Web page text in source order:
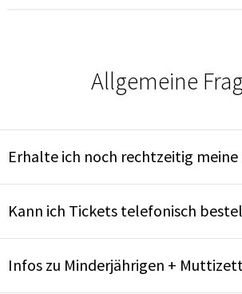
Allgemeine
Erhalte ich noch rechtzeitig meine
Kann ich Tickets telefonisch
Infos zu Minderjährigen +